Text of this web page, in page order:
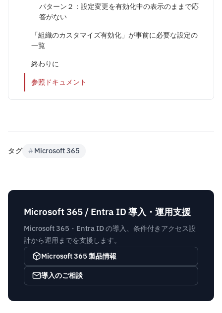
パターン２：設定変更を有効化中の表示のままで応
答がない
「組織のカスタマイズ有効化」が事前に必要な設定の
一覧
終わりに
参照ドキュメント
タグ #Microsoft 365
Microsoft 365 / Entra ID 導入・運用支援
Microsoft 365・Entra ID の導入、条件付きアクセス設
計から運用までを支援します。
Microsoft 365 製品情報
導入のご相談